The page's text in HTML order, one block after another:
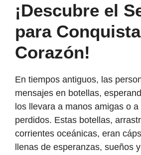
¡Descubre el
para
Corazón!
En tiempos antiguos, las
mensajes en botellas,
los llevara a manos amigas o
perdidos. Estas botellas,
corrientes oceánicas, eran
llenas de esperanzas, sueños